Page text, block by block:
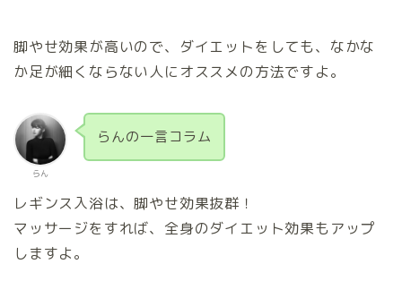
脚やせ効果が高いので、ダイエットをしても、なかな
か足が細くならない人にオススメの方法ですよ。
らん
らんの一言コラム
レギンス入浴は、脚やせ効果抜群！
マッサージをすれば、全身のダイエット効果もアップ
しますよ。